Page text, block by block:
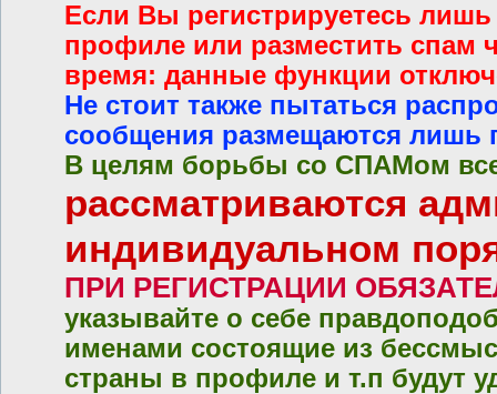
Если Вы регистрируетесь
профиле или разместить спам
время: данные функции
Не стоит также пытаться
сообщения размещаются лишь
В целям борьбы со СПАМом все
рассматриваются
индивидуальном
ПРИ РЕГИСТРАЦИИ
указывайте о себе
именами состоящие из
страны в профиле и т.п будут